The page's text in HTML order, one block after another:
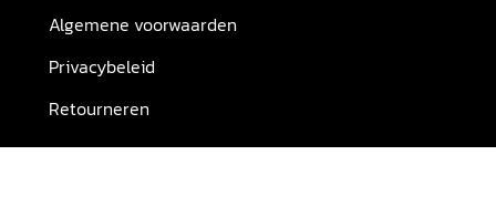
Algemene voorwaarden
Privacybeleid
Retourneren